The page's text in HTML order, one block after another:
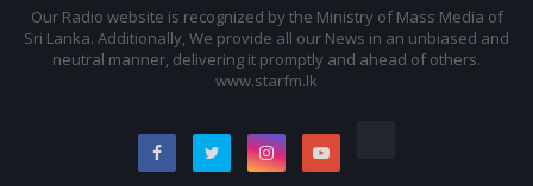
Our Radio website is recognized by the Ministry of Mass Media of
Sri Lanka. Additionally, We provide all our News in an unbiased and
neutral manner, delivering it promptly and ahead of others.
www.starfm.lk